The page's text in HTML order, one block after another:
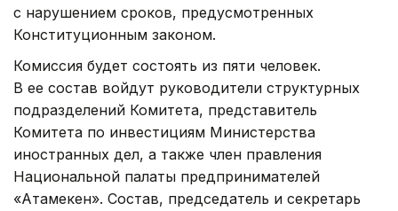
с нарушением сроков, предусмотренных
Конституционным законом.
Комиссия будет состоять из пяти человек.
В ее состав войдут руководители структурных
подразделений Комитета, представитель
Комитета по инвестициям Министерства
иностранных дел, а также член правления
Национальной палаты предпринимателей
«Атамекен». Состав, председатель и секретарь